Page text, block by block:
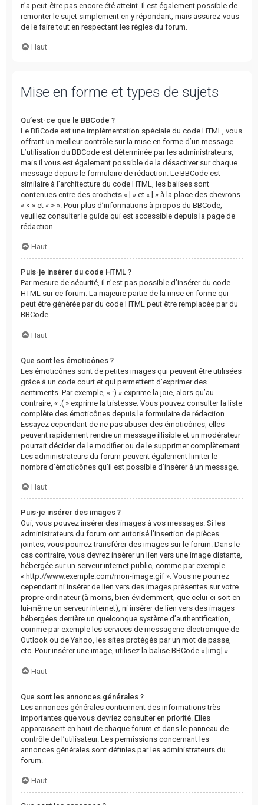
n’a peut-être pas encore été atteint. Il est également possible de
remonter le sujet simplement en y répondant, mais assurez-vous
de le faire tout en respectant les règles du forum.
Haut
Mise en forme et types de sujets
Qu’est-ce que le BBCode ?
Le BBCode est une implémentation spéciale du code HTML, vous
offrant un meilleur contrôle sur la mise en forme d’un message.
L’utilisation du BBCode est déterminée par les administrateurs,
mais il vous est également possible de la désactiver sur chaque
message depuis le formulaire de rédaction. Le BBCode est
similaire à l’architecture du code HTML, les balises sont
contenues entre des crochets « [ » et « ] » à la place des chevrons
« < » et « > ». Pour plus d’informations à propos du BBCode,
veuillez consulter le guide qui est accessible depuis la page de
rédaction.
Haut
Puis-je insérer du code HTML ?
Par mesure de sécurité, il n’est pas possible d’insérer du code
HTML sur ce forum. La majeure partie de la mise en forme qui
peut être générée par du code HTML peut être remplacée par du
BBCode.
Haut
Que sont les émoticônes ?
Les émoticônes sont de petites images qui peuvent être utilisées
grâce à un code court et qui permettent d’exprimer des
sentiments. Par exemple, « :) » exprime la joie, alors qu’au
contraire, « :( » exprime la tristesse. Vous pouvez consulter la liste
complète des émoticônes depuis le formulaire de rédaction.
Essayez cependant de ne pas abuser des émoticônes, elles
peuvent rapidement rendre un message illisible et un modérateur
pourrait décider de le modifier ou de le supprimer complètement.
Les administrateurs du forum peuvent également limiter le
nombre d’émoticônes qu’il est possible d’insérer à un message.
Haut
Puis-je insérer des images ?
Oui, vous pouvez insérer des images à vos messages. Si les
administrateurs du forum ont autorisé l’insertion de pièces
jointes, vous pourrez transférer des images sur le forum. Dans le
cas contraire, vous devrez insérer un lien vers une image distante,
hébergée sur un serveur internet public, comme par exemple
« http://www.exemple.com/mon-image.gif ». Vous ne pourrez
cependant ni insérer de lien vers des images présentes sur votre
propre ordinateur (à moins, bien évidemment, que celui-ci soit en
lui-même un serveur internet), ni insérer de lien vers des images
hébergées derrière un quelconque système d’authentification,
comme par exemple les services de messagerie électronique de
Outlook ou de Yahoo, les sites protégés par un mot de passe,
etc. Pour insérer une image, utilisez la balise BBCode « [img] ».
Haut
Que sont les annonces générales ?
Les annonces générales contiennent des informations très
importantes que vous devriez consulter en priorité. Elles
apparaissent en haut de chaque forum et dans le panneau de
contrôle de l’utilisateur. Les permissions concernant les
annonces générales sont définies par les administrateurs du
forum.
Haut